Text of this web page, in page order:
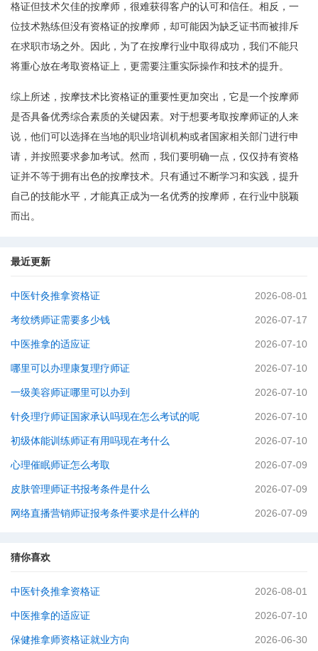
格证但技术欠佳的按摩师，很难获得客户的认可和信任。相反，一
位技术熟练但没有资格证的按摩师，却可能因为缺乏证书而被排斥
在求职市场之外。因此，为了在按摩行业中取得成功，我们不能只
将重心放在考取资格证上，更需要注重实际操作和技术的提升。
综上所述，按摩技术比资格证的重要性更加突出，它是一个按摩师
是否具备优秀综合素质的关键因素。对于想要考取按摩师证的人来
说，他们可以选择在当地的职业培训机构或者国家相关部门进行申
请，并按照要求参加考试。然而，我们要明确一点，仅仅持有资格
证并不等于拥有出色的按摩技术。只有通过不断学习和实践，提升
自己的技能水平，才能真正成为一名优秀的按摩师，在行业中脱颖
而出。
最近更新
中医针灸推拿资格证 2026-08-01
考纹绣师证需要多少钱 2026-07-17
中医推拿的适应证 2026-07-10
哪里可以办理康复理疗师证 2026-07-10
一级美容师证哪里可以办到 2026-07-10
针灸理疗师证国家承认吗现在怎么考试的呢 2026-07-10
初级体能训练师证有用吗现在考什么 2026-07-10
心理催眠师证怎么考取 2026-07-09
皮肤管理师证书报考条件是什么 2026-07-09
网络直播营销师证报考条件要求是什么样的 2026-07-09
猜你喜欢
中医针灸推拿资格证 2026-08-01
中医推拿的适应证 2026-07-10
保健推拿师资格证就业方向 2026-06-30